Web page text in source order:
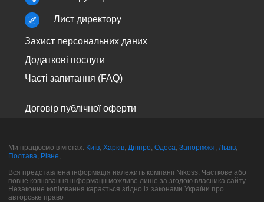
Лист директору
Захист персональних даних
Додаткові послуги
Часті запитання (FAQ)
Договір публічної оферти
Ми працюємо в містах: Київ ,Харків Дніпро ,Одеса ,Запоріжжя Львів
Полтава Рівне
Вся представлена інформація належить компанії Nikoss. Часткове або
повне копіювання інформації можливе лише за згодою власника сайту.
Незаконне копіювання карається згідно із законами України про
авторське право